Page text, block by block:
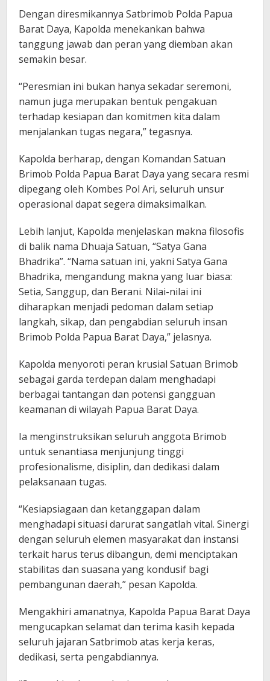
Dengan diresmikannya Satbrimob Polda Papua
Barat Daya, Kapolda menekankan bahwa
tanggung jawab dan peran yang diemban akan
semakin besar.
“Peresmian ini bukan hanya sekadar seremoni,
namun juga merupakan bentuk pengakuan
terhadap kesiapan dan komitmen kita dalam
menjalankan tugas negara,” tegasnya.
Kapolda berharap, dengan Komandan Satuan
Brimob Polda Papua Barat Daya yang secara resmi
dipegang oleh Kombes Pol Ari, seluruh unsur
operasional dapat segera dimaksimalkan.
Lebih lanjut, Kapolda menjelaskan makna filosofis
di balik nama Dhuaja Satuan, “Satya Gana
Bhadrika”. “Nama satuan ini, yakni Satya Gana
Bhadrika, mengandung makna yang luar biasa:
Setia, Sanggup, dan Berani. Nilai-nilai ini
diharapkan menjadi pedoman dalam setiap
langkah, sikap, dan pengabdian seluruh insan
Brimob Polda Papua Barat Daya,” jelasnya.
Kapolda menyoroti peran krusial Satuan Brimob
sebagai garda terdepan dalam menghadapi
berbagai tantangan dan potensi gangguan
keamanan di wilayah Papua Barat Daya.
Ia menginstruksikan seluruh anggota Brimob
untuk senantiasa menjunjung tinggi
profesionalisme, disiplin, dan dedikasi dalam
pelaksanaan tugas.
“Kesiapsiagaan dan ketanggapan dalam
menghadapi situasi darurat sangatlah vital. Sinergi
dengan seluruh elemen masyarakat dan instansi
terkait harus terus dibangun, demi menciptakan
stabilitas dan suasana yang kondusif bagi
pembangunan daerah,” pesan Kapolda.
Mengakhiri amanatnya, Kapolda Papua Barat Daya
mengucapkan selamat dan terima kasih kepada
seluruh jajaran Satbrimob atas kerja keras,
dedikasi, serta pengabdiannya.